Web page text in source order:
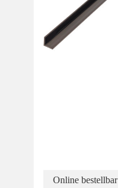
Online bestellbar